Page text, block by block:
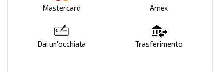
Mastercard Amex
Dai un'occhiata Trasferimento